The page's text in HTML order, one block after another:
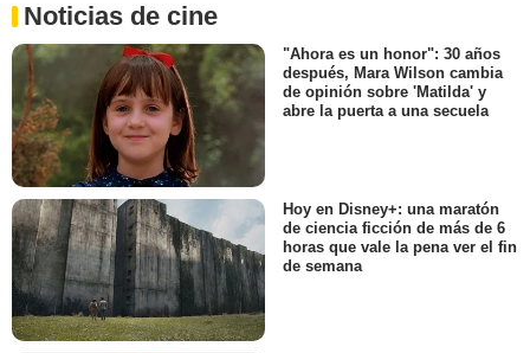
Noticias de cine
"Ahora es un honor": 30 años
después, Mara Wilson cambia
de opinión sobre 'Matilda' y
abre la puerta a una secuela
Hoy en Disney+: una maratón
de ciencia ficción de más de 6
horas que vale la pena ver el fin
de semana